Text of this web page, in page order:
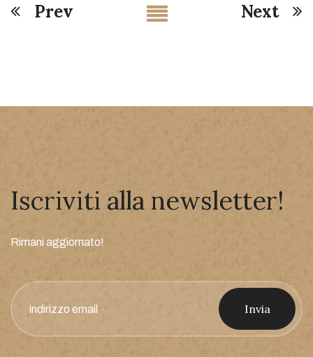
Prev Next
Iscriviti alla newsletter!
Rimani aggiornato!
Invia